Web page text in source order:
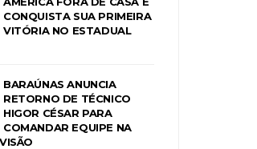
CONQUISTA SUA PRIMEIRA
VITÓRIA NO ESTADUAL
BARAÚNAS ANUNCIA
RETORNO DE TÉCNICO
HIGOR CÉSAR PARA
COMANDAR EQUIPE NA